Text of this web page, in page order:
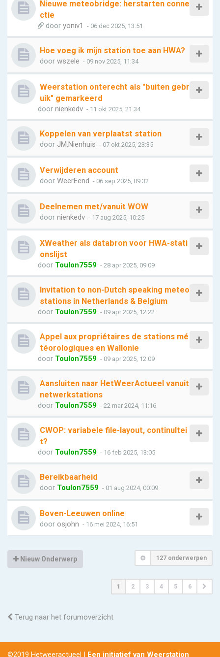
Nieuwe meteobridge: herstarten conne
ctie
door yoniv1 - 06 dec 2025, 13:51
Hoe voeg ik mijn station toe aan HWA?
door wszele - 09 nov 2025, 11:34
Weerstation onterecht als "buiten gebr
uik" gemarkeerd
door nienkedv - 11 okt 2025, 21:34
Koppelen van verplaatst station
door JM.Nienhuis - 07 okt 2025, 23:35
Verwijderen account
door WeerEend - 06 sep 2025, 09:32
Deelnemen met/vanuit WOW
door nienkedv - 17 aug 2025, 10:25
XWeather als databron voor HWA-stati
onslijst
door Toulon7559 - 28 apr 2025, 09:09
Invitation to non-Dutch speaking meteo
stations in Netherlands & Belgium
door Toulon7559 - 09 apr 2025, 12:22
Appel aux propriétaires de stations mé
téorologiques en Wallonie
door Toulon7559 - 09 apr 2025, 12:09
Aansluiten naar HetWeerActueel vanuit
netwerkstations
door Toulon7559 - 22 mar 2024, 11:16
CWOP: variabele file-layout, continuItei
t?
door Toulon7559 - 16 feb 2025, 13:05
Bereikbaarheid
door Toulon7559 - 01 aug 2024, 00:09
Boven-Leeuwen online
door osjohn - 16 mei 2024, 16:51
Nieuw Onderwerp 127 onderwerpen
1 2 3 4 5 6
Terug naar het forumoverzicht
©2019 Hetweeractueel | Een initiatief van Weerstation